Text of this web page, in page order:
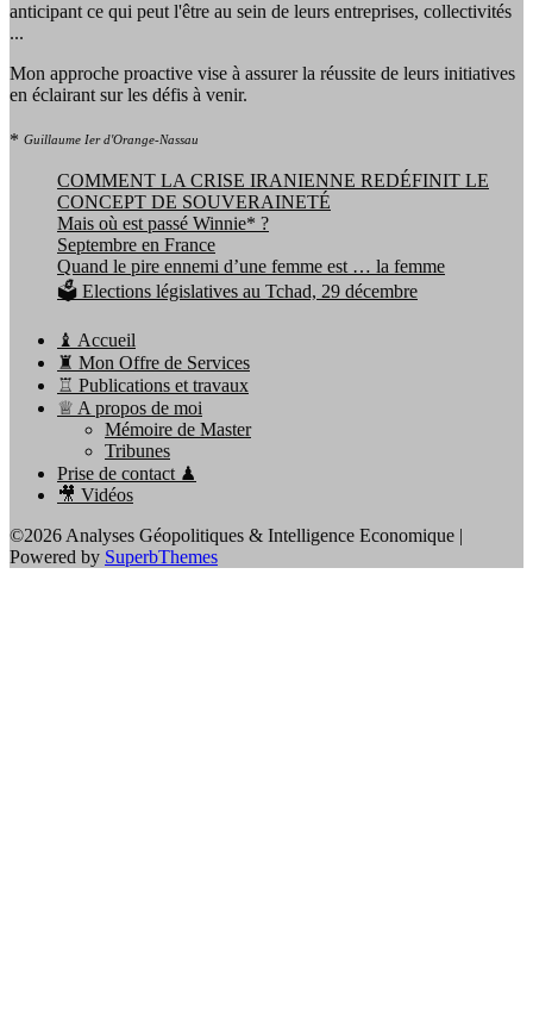
anticipant ce qui peut l'être au sein de leurs entreprises, collectivités
...
Mon approche proactive vise à assurer la réussite de leurs initiatives
en éclairant sur les défis à venir.
* Guillaume Ier d'Orange-Nassau
COMMENT LA CRISE IRANIENNE REDÉFINIT LE
CONCEPT DE SOUVERAINETÉ
Mais où est passé Winnie* ?
Septembre en France
Quand le pire ennemi d’une femme est … la femme
🗳️ Elections législatives au Tchad, 29 décembre
♝ Accueil
♜ Mon Offre de Services
♖ Publications et travaux
♕ A propos de moi
Mémoire de Master
Tribunes
Prise de contact ♟
🎥 Vidéos
©2026 Analyses Géopolitiques & Intelligence Economique |
Powered by SuperbThemes